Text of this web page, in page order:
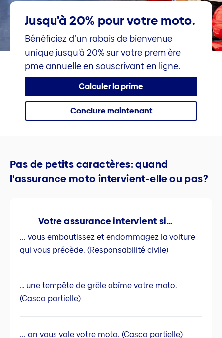
Jusqu'à 20% pour votre moto.
Bénéficiez d’un rabais de bienvenue
unique jusqu'à 20% sur votre première
pme annuelle en souscrivant en ligne.
Calculer la prime
Conclure maintenant
Pas de petits caractères: quand
l’assurance moto intervient-elle ou pas?
Votre assurance intervient si...
... vous emboutissez et endommagez la voiture
qui vous précède. (Responsabilité civile)
… une tempête de grêle abîme votre moto.
(Casco partielle)
... on vous vole votre moto. (Casco partielle)